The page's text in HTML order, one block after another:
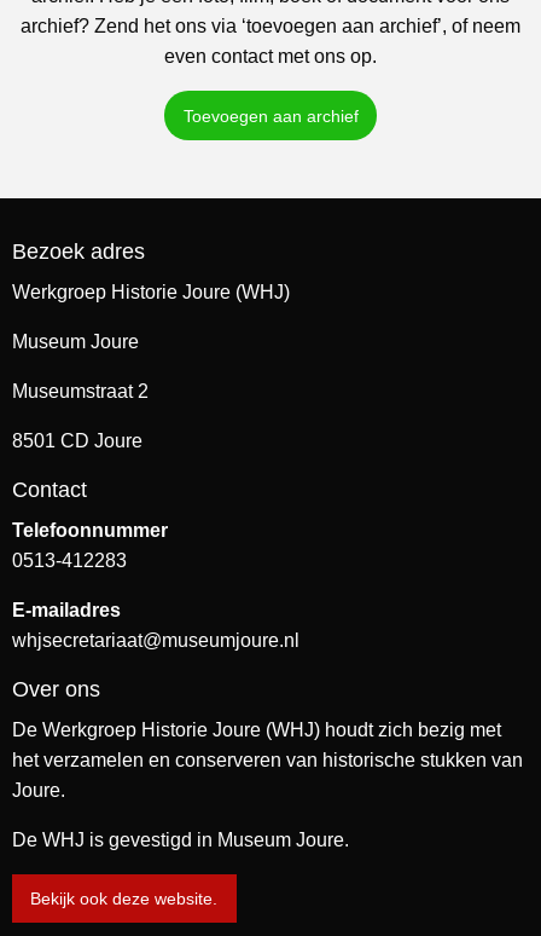
archief? Zend het ons via ‘toevoegen aan archief’, of neem
even contact met ons op.
Toevoegen aan archief
Bezoek adres
Werkgroep Historie Joure (WHJ)
Museum Joure
Museumstraat 2
8501 CD Joure
Contact
Telefoonnummer
0513-412283
E-mailadres
whjsecretariaat@museumjoure.nl
Over ons
De Werkgroep Historie Joure (WHJ) houdt zich bezig met
het verzamelen en conserveren van historische stukken van
Joure.
De WHJ is gevestigd in Museum Joure.
Bekijk ook deze website.